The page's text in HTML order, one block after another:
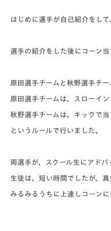
はじめに選手が自己紹介をして
選手の紹介をした後にコーン当
原田選手チームと秋野選手チー
原田選手チームは、スローイン
秋野選手チームは、キックで当
というルールで行いました。
両選手が、スクール生にアドバ
生徒は、短い時間でしたが、真
みるみるうちに上達しコーン